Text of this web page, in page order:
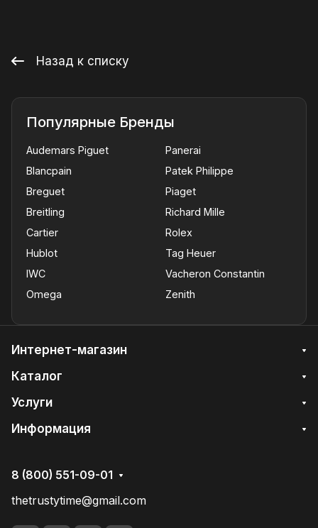
Назад к списку
Популярные Бренды
Audemars Piguet
Blancpain
Breguet
Breitling
Cartier
Hublot
IWC
Omega
Panerai
Patek Philippe
Piaget
Richard Mille
Rolex
Tag Heuer
Vacheron Constantin
Zenith
Интернет-магазин
Каталог
Услуги
Информация
8 (800) 551-09-01
thetrustytime@gmail.com